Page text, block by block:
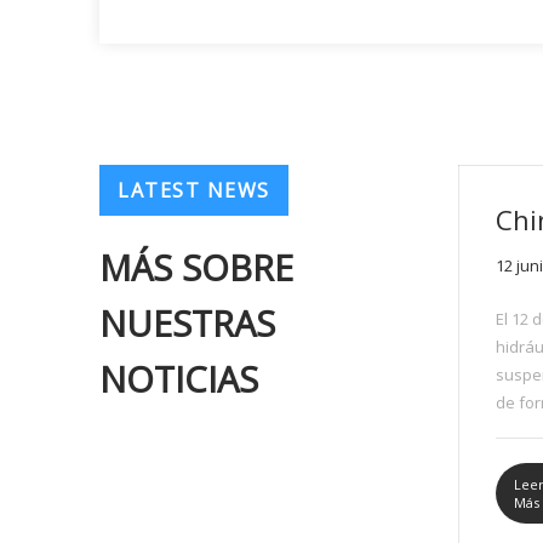
LATEST NEWS
MÁS SOBRE
NUESTRAS
NOTICIAS
12
El 12
de
que
de
Leer
Más